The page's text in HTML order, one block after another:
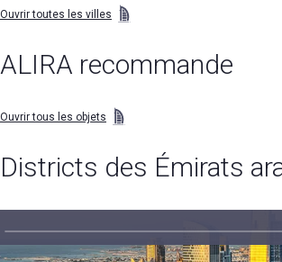
Ouvrir toutes les villes
ALIRA recommande
Ouvrir tous les objets
Districts des Émirats